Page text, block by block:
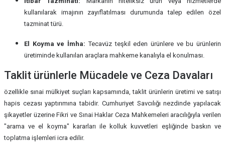
kullanılarak imajının zayıflatılması durumunda talep edilen özel
tazminat türü.
El Koyma ve İmha: Tecavüz teşkil eden ürünlere ve bu ürünlerin
üretiminde kullanılan araçlara mahkeme kanalıyla el konulması.
Taklit ürünlerle Mücadele ve Ceza Davaları
özellikle sınai mülkiyet suçları kapsamında, taklit ürünlerin üretimi ve satışı
hapis cezası yaptırımına tabidir. Cumhuriyet Savcılığı nezdinde yapılacak
şikayetler üzerine Fikri ve Sınai Haklar Ceza Mahkemeleri aracılığıyla verilen
"arama ve el koyma" kararları ile kolluk kuvvetleri eşliğinde baskın ve
toplatma işlemleri icra edilir.